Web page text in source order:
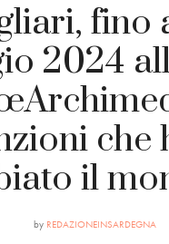
fino
2024
che
il
by REDAZIONEINSARDEGNA